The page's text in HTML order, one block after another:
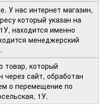
У нас интернет магазин,
который указан на
находится именно
менеджерский
товар, который
сайт, обработан
о перемещение по
1У.